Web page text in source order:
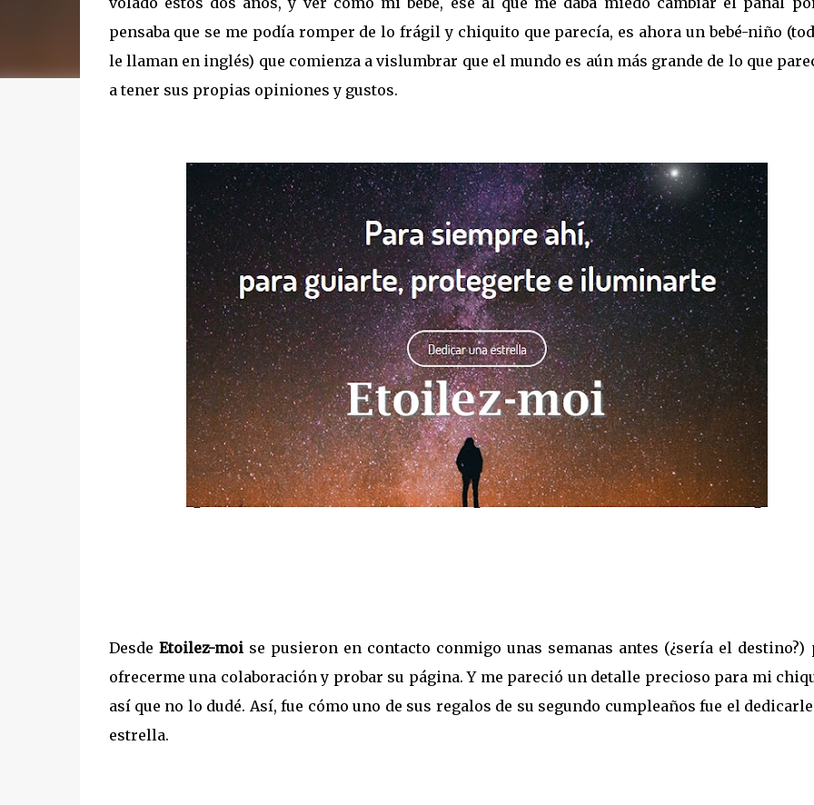
pensaba que se me podía romper de lo frágil y chiquito que parecía, es ahora un bebé-niño
le llaman en inglés) que comienza a vislumbrar que el mundo es aún más grande de lo que
a tener sus propias opiniones y gustos.
Desde Etoilez-moise pusieron en contacto conmigo unas semanas antes (¿sería el destino?)
ofrecerme una colaboración y probar su página. Y me pareció un detalle precioso para mi
así que no lo dudé. Así, fue cómo uno de sus regalos de su segundo cumpleaños fue el
estrella.